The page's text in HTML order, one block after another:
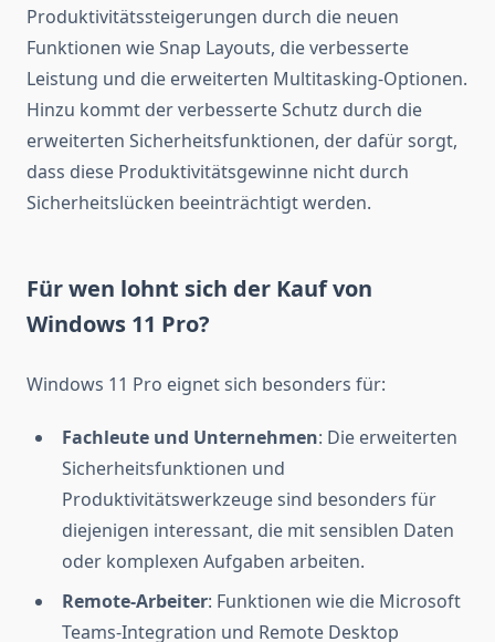
Produktivitätssteigerungen durch die neuen
Funktionen wie Snap Layouts, die verbesserte
Leistung und die erweiterten Multitasking-Optionen.
Hinzu kommt der verbesserte Schutz durch die
erweiterten Sicherheitsfunktionen, der dafür sorgt,
dass diese Produktivitätsgewinne nicht durch
Sicherheitslücken beeinträchtigt werden.
Für wen lohnt sich der Kauf von
Windows 11 Pro?
Windows 11 Pro eignet sich besonders für:
Fachleute und Unternehmen: Die erweiterten
Sicherheitsfunktionen und
Produktivitätswerkzeuge sind besonders für
diejenigen interessant, die mit sensiblen Daten
oder komplexen Aufgaben arbeiten.
Remote-Arbeiter: Funktionen wie die Microsoft
Teams-Integration und Remote Desktop